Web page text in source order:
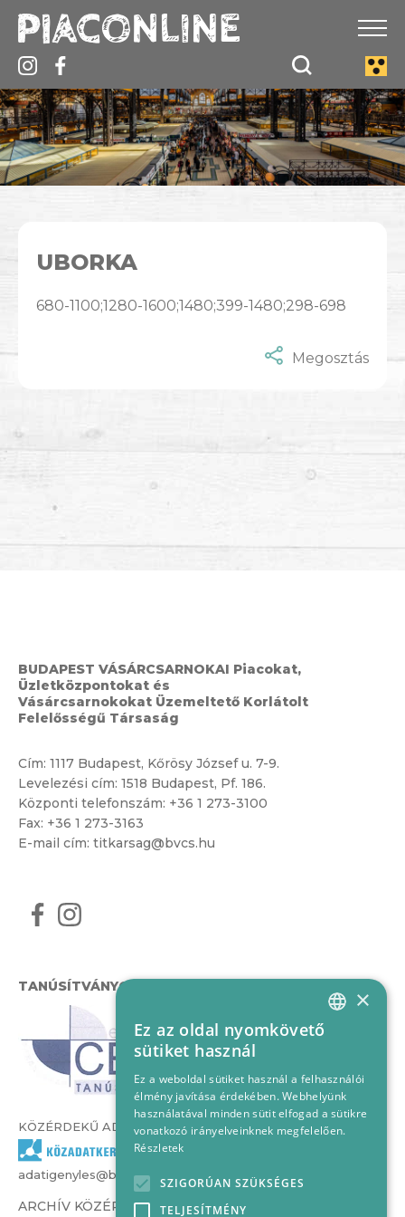
UBORKA
680-1100;1280-1600;1480;399-1480;298-698
Megosztás
BUDAPEST VÁSÁRCSARNOKAI Piacokat,
Üzletközpontokat és
Vásárcsarnokokat Üzemeltető Korlátolt
Felelősségű Társaság
Cím: 1117 Budapest, Kőrösy József u. 7-9.
Levelezési cím: 1518 Budapest, Pf. 186.
Központi telefonszám: +36 1 273-3100
Fax: +36 1 273-3163
E-mail cím: titkarsag@bvcs.hu
TANÚSÍTVÁNYOK
KÖZÉRDEKŰ ADATOK
adatigenyles@bvcs.hu
ARCHÍV KÖZÉRDEKŰ ADATOK –
HUNGARIAN
×
Ez az oldal nyomkövető
sütiket használ
Ez a weboldal sütiket használ a felhasználói
élmény javítása érdekében. Webhelyünk
használatával minden sütit elfogad a sütikre
vonatkozó irányelveinknek megfelelően.
Részletek
SZIGORÚAN SZÜKSÉGES
TELJESÍTMÉNY